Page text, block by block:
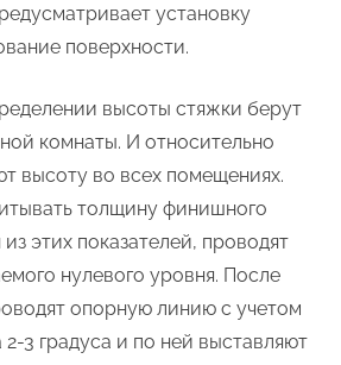
установку
поверхности.
высоты стяжки берут
комнаты. И относительно
высоту во всех помещениях.
толщину финишного
этих показателей, проводят
нулевого уровня. После
опорную линию с учетом
2-3 градуса и по ней выставляют